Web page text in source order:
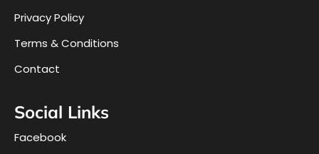
Privacy Policy
Terms & Conditions
Contact
Social Links
Facebook